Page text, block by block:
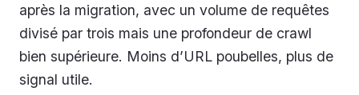
après la migration, avec un volume de requêtes
divisé par trois mais une profondeur de crawl
bien supérieure. Moins d’URL poubelles, plus de
signal utile.